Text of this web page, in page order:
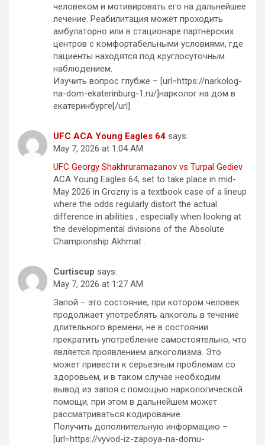
человеком и мотивировать его на дальнейшее
лечение. Реабилитация может проходить
амбулаторно или в стационаре партнёрских
центров с комфортабельными условиями, где
пациенты находятся под круглосуточным
наблюдением.
Изучить вопрос глубже – [url=https://narkolog-
na-dom-ekaterinburg-1.ru/]нарколог на дом в
екатеринбурге[/url]
UFC ACA Young Eagles 64 says:
May 7, 2026 at 1:04 AM
UFC Georgy Shakhruramazanov vs Turpal Gediev
ACA Young Eagles 64, set to take place in mid-
May 2026 in Grozny is a textbook case of a lineup
where the odds regularly distort the actual
difference in abilities , especially when looking at
the developmental divisions of the Absolute
Championship Akhmat .
Curtiscup says:
May 7, 2026 at 1:27 AM
Запой – это состояние, при котором человек
продолжает употреблять алкоголь в течение
длительного времени, не в состоянии
прекратить употребление самостоятельно, что
является проявлением алкоголизма. Это
может привести к серьезным проблемам со
здоровьем, и в таком случае необходим
вывод из запоя с помощью наркологической
помощи, при этом в дальнейшем может
рассматриваться кодирование.
Получить дополнительную информацию –
[url=https://vyvod-iz-zapoya-na-domu-